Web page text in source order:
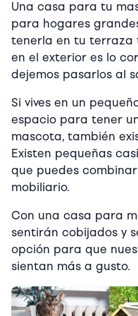
Una casa para tu
para hogares
tenerla en tu terraza
en el exterior es lo
dejemos pasarlos al
Si vives en un
espacio para tener
mascota, también
Existen pequeñas
que puedes
mobiliario.
Con una casa para
sentirán cobijados y
opción para que
sientan más a gusto.